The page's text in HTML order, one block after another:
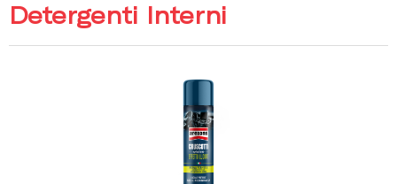
Detergenti Interni